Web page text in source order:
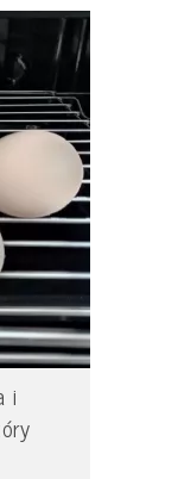
i